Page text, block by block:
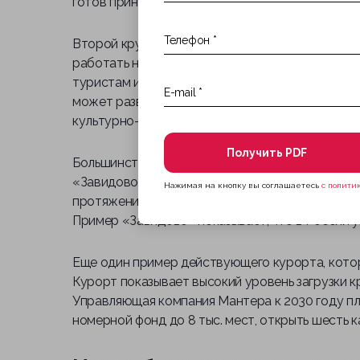
Второй крупнейший проект — «Белая дюна» в
работать не только на российских туристов,
туристам из стран Персидского залива, где
может развиваться не только как пляжная
культурно-познавательного туризма.
Большинство курортов только начинают
«Завидово» в Тверской области начали
протяжении 18 лет. Сейчас там работают
Пример «Завидово» показывает, что в России
Еще один пример действующего курорта,
Курорт показывает высокий уровень загрузки
Управляющая компания Мантера к 2030 году
номерной фонд до 8 тыс. мест, открыть шесть
Получить PDF
Нажимая на кнопку вы соглашаетесь с